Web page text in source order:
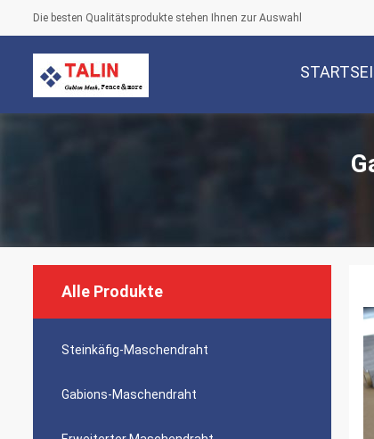
Die besten Qualitätsprodukte stehen Ihnen zur Auswahl
Alle Produkte
Steinkäfig-Maschendraht
Gabions-Maschendraht